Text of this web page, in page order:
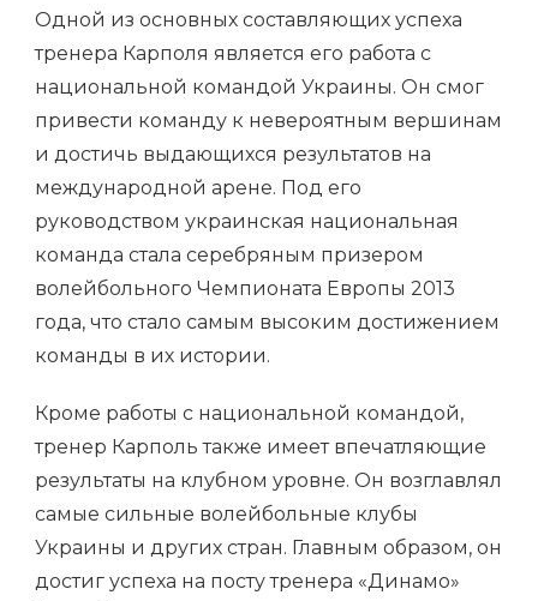
Одной из основных составляющих успеха
тренера Карполя является его работа с
национальной командой Украины. Он смог
привести команду к невероятным вершинам
и достичь выдающихся результатов на
международной арене. Под его
руководством украинская национальная
команда стала серебряным призером
волейбольного Чемпионата Европы 2013
года, что стало самым высоким достижением
команды в их истории.
Кроме работы с национальной командой,
тренер Карполь также имеет впечатляющие
результаты на клубном уровне. Он возглавлял
самые сильные волейбольные клубы
Украины и других стран. Главным образом, он
достиг успеха на посту тренера «Динамо»